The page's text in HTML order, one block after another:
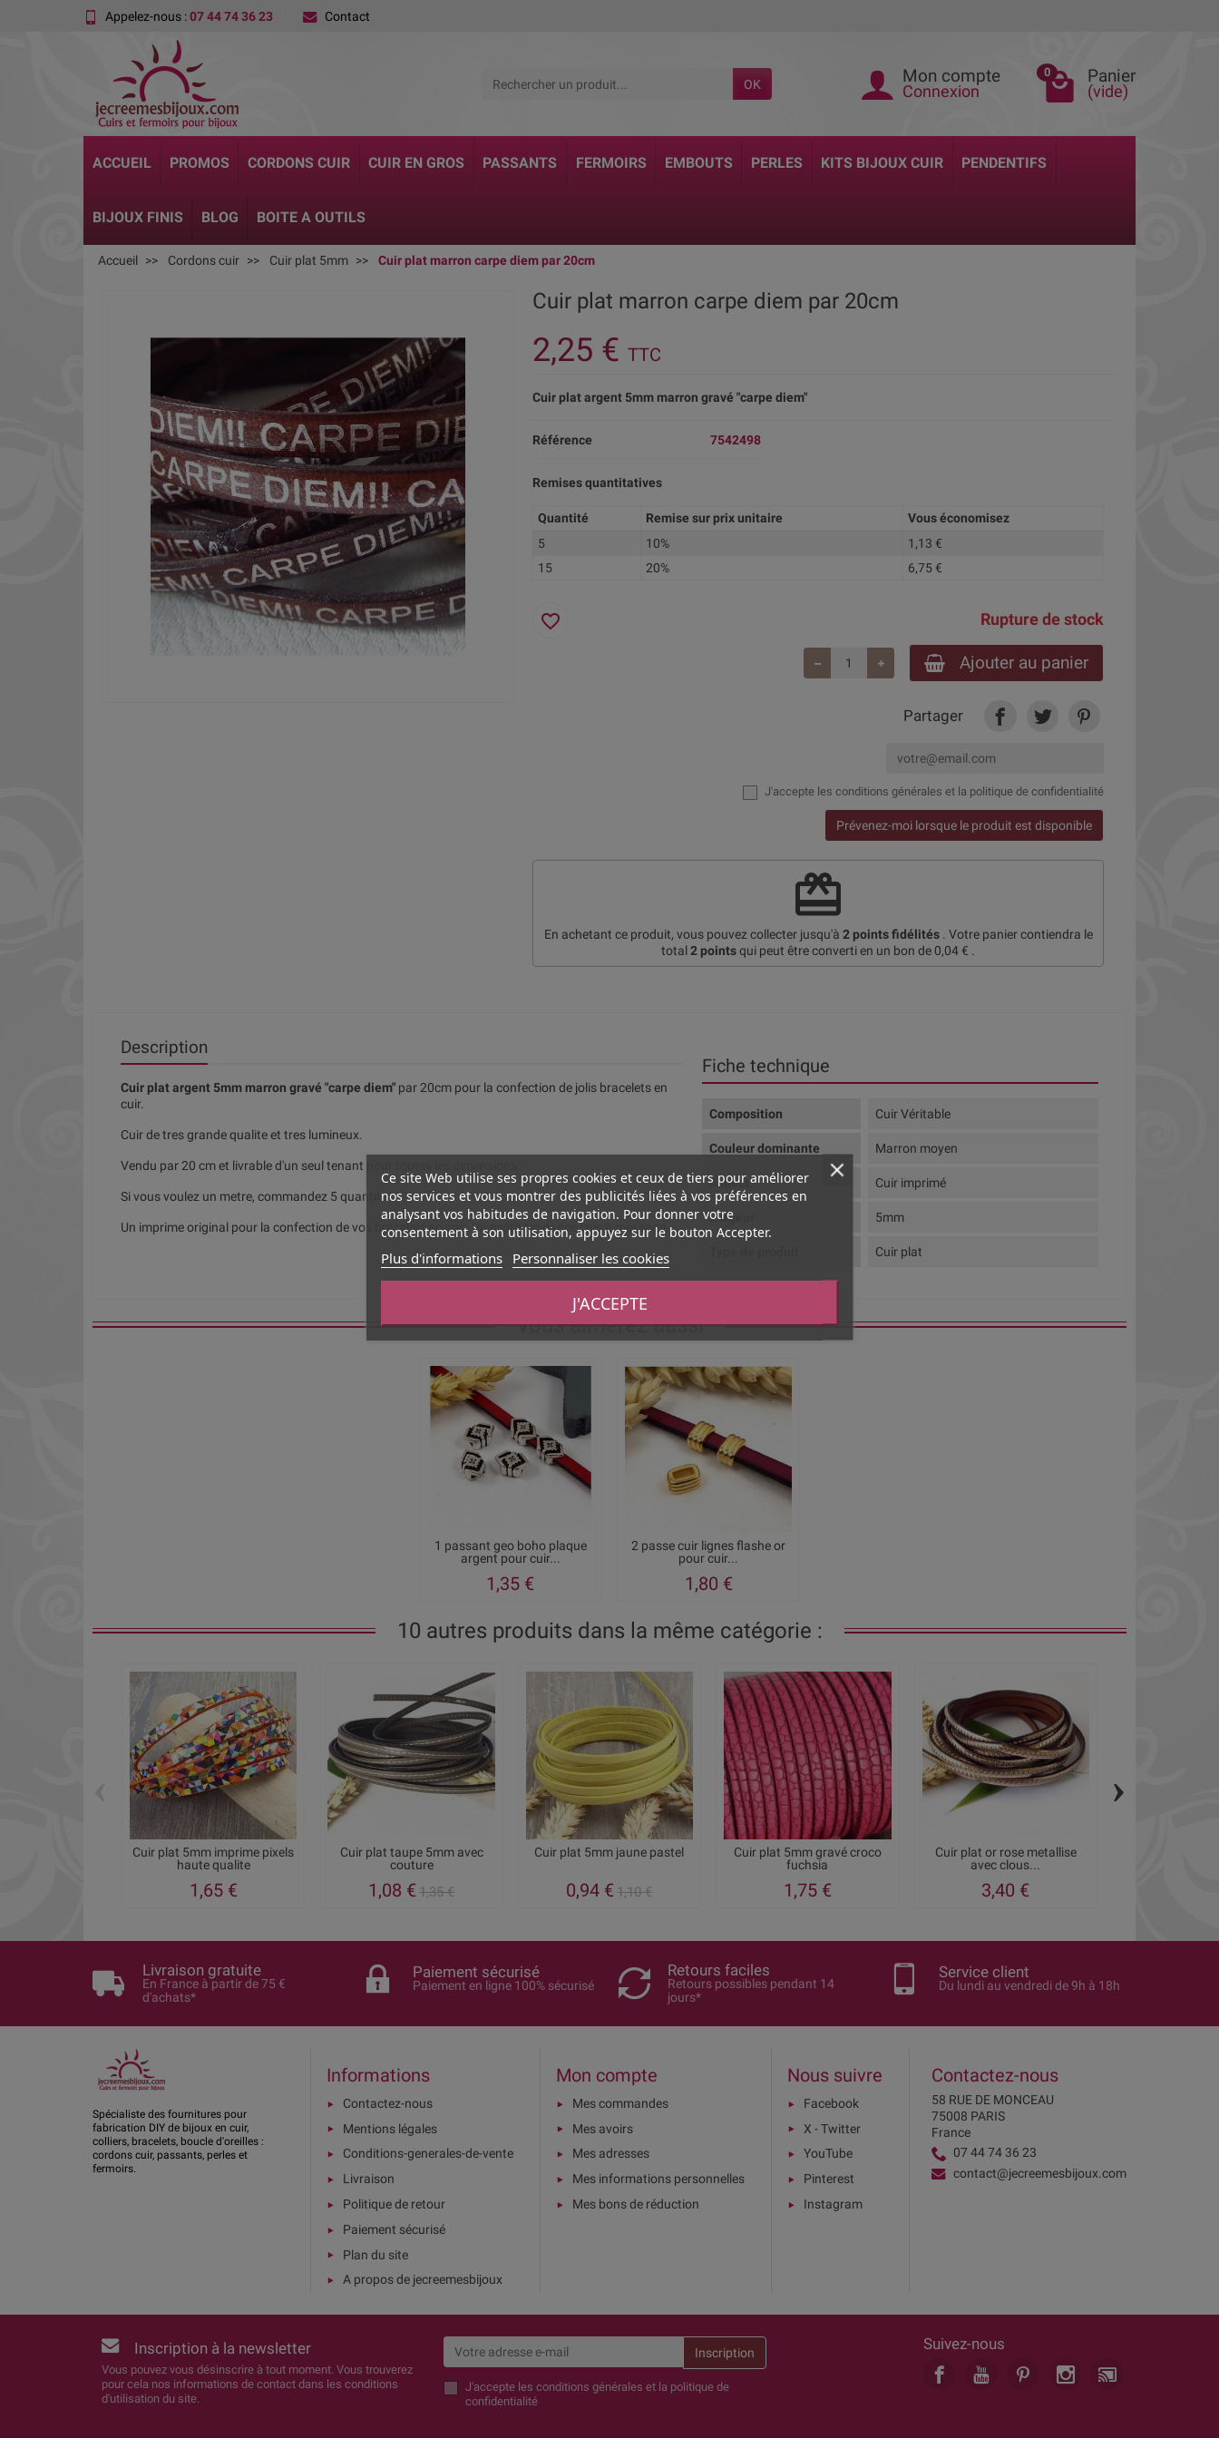
Appelez-nous :07 44 74 36 23 Contact
OK Mon compte
Connexion
0 Panier
(vide)
ACCUEIL PROMOS CORDONS CUIR CUIR EN GROS PASSANTS FERMOIRS EMBOUTS PERLES KITS BIJOUX CUIR PENDENTIFS
BIJOUX FINIS BLOG BOITE A OUTILS
Accueil Cordons cuir Cuir plat 5mm Cuir plat marron carpe diem par 20cm
Cuir plat marron carpe diem par 20cm
2,25 € TTC
Cuir plat argent 5mm marron gravé "carpe diem"
Référence 7542498
Remises quantitatives
Quantité Remise sur prix unitaire
Vous économisez
5
10%
1,13 €
15
20% 6,75 €
Rupture de stock
Ajouter au panier
favorite_border
Partager
J'accepte les conditions générales et la politique de confidentialité
Prévenez-moi lorsque le produit est disponible
redeem
En achetant ce produit, vous pouvez collecter jusqu'à 2points fidélités. Votre panier contiendra le
total2 pointsqui peut être converti en un bon de 0,04 € .
Description
Cuir plat argent 5mm marron gravé "carpe diem" par 20cm pour la confection de jolis bracelets en
cuir.
Cuir de tres grande qualite et tres lumineux.
Vendu par 20 cm et livrable d'un seul tenant pour toutes les dimensions.
Si vous voulez un metre, commandez 5 quantites.
Un imprime original pour la confection de vos bracelets en cuir. Un esprit tendance chic à message.
Fiche technique
Composition Cuir Véritable
Couleur dominante Marron moyen
Aspect Cuir imprimé
Largeur 5mm
Cuir plat
Vous aimerez aussi
1 passant geo boho plaque
argent pour cuir...
1,35 €
2 passe cuir lignes flashe or
pour cuir...
1,80 €
10 autres produits dans la même catégorie :
Cuir plat 5mm imprime pixels
haute qualite
1,65 €
Cuir plat taupe 5mm avec
couture
1,08 €1,35 €
Cuir plat 5mm jaune pastel
0,94 € 1,10 €
Cuir plat 5mm gravé croco
fuchsia
1,75 €
Cuir plat or rose metallise
avec clous...
3,40 €
›
Livraison gratuite
En France à partir de 75 €
d'achats*
Paiement sécurisé
Paiement en ligne 100% sécurisé
Retours faciles
Retours possibles pendant 14
jours*
Service client
Du lundi au vendredi de 9h à 18h
Spécialiste des fournitures pour
fabrication DIY de bijoux en cuir,
colliers, bracelets, boucle d'oreilles :
cordons cuir, passants, perles et
fermoirs.
Informations
Contactez-nous
Mentions légales
Conditions-generales-de-vente
Livraison
Politique de retour
Paiement sécurisé
Plan du site
A propos de jecreemesbijoux
Mon compte
Mes commandes
Mes avoirs
Mes adresses
Mes informations personnelles
Mes bons de réduction
Nous suivre
Facebook
X - Twitter
YouTube
Pinterest
Instagram
Contactez-nous
58 RUE DE MONCEAU
75008 PARIS
France
07 44 74 36 23
contact@jecreemesbijoux.com
Ce site Web utilise ses propres cookies et ceux de tiers pour améliorer
nos services et vous montrer des publicités liées à vos préférences en
analysant vos habitudes de navigation. Pour donner votre
consentement à son utilisation, appuyez sur le bouton Accepter.
Plus d'informations Personnaliser les cookies
J'ACCEPTE
Inscription à la newsletter
Vous pouvez vous désinscrire à tout moment. Vous trouverez
pour cela nos informations de contact dans les conditions
d'utilisation du site.
J'accepte les conditions générales et la politique de
confidentialité
Suivez-nous